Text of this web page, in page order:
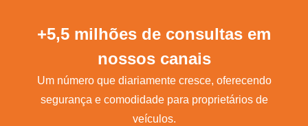
+5,5 milhões de consultas em
nossos canais
Um número que diariamente cresce, oferecendo
segurança e comodidade para proprietários de
veículos.